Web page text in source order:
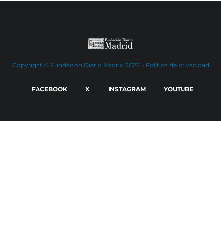
Copyright © Fundación Diario Madrid 2022. · Política de privacidad
FACEBOOK X INSTAGRAM YOUTUBE